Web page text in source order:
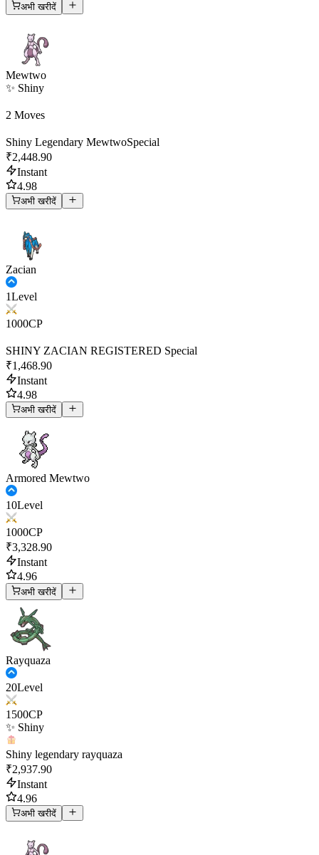
अभी खरीदें
Mewtwo
✨ Shiny
2 Moves
Shiny Legendary MewtwoSpecial
₹2,448.90
Instant
4.98
अभी खरीदें
Zacian
1Level
1000CP
SHINY ZACIAN REGISTERED Special
₹1,468.90
Instant
4.98
अभी खरीदें
Armored Mewtwo
10Level
1000CP
₹3,328.90
Instant
4.96
अभी खरीदें
Rayquaza
20Level
1500CP
✨ Shiny
Shiny legendary rayquaza
₹2,937.90
Instant
4.96
अभी खरीदें